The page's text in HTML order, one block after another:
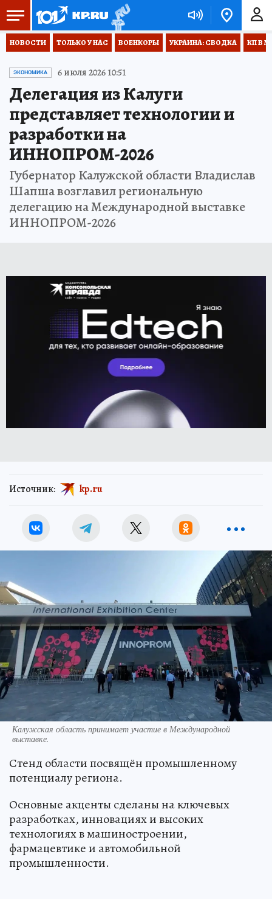
НОВОСТИ ТОЛЬКО У НАС ВОЕНКОРЫ УКРАИНА: СВОДКА КП В
ЭКОНОМИКА 6 июля 2026 10:51
Делегация из Калуги
представляет технологии и
разработки на
ИННОПРОМ-2026
Губернатор Калужской области Владислав
Шапша возглавил региональную
делегацию на Международной выставке
ИННОПРОМ-2026
Источник: kp.ru
Калужская область принимает участие в Международной
выставке.
Стенд области посвящён промышленному
потенциалу региона.
Основные акценты сделаны на ключевых
разработках, инновациях и высоких
технологиях в машиностроении,
фармацевтике и автомобильной
промышленности.